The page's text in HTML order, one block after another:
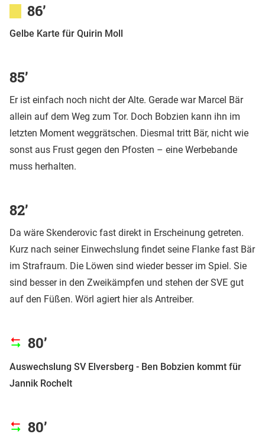
86’
Gelbe Karte für Quirin Moll
85’
Er ist einfach noch nicht der Alte. Gerade war Marcel Bär
allein auf dem Weg zum Tor. Doch Bobzien kann ihn im
letzten Moment weggrätschen. Diesmal tritt Bär, nicht wie
sonst aus Frust gegen den Pfosten – eine Werbebande
muss herhalten.
82’
Da wäre Skenderovic fast direkt in Erscheinung getreten.
Kurz nach seiner Einwechslung findet seine Flanke fast Bär
im Strafraum. Die Löwen sind wieder besser im Spiel. Sie
sind besser in den Zweikämpfen und stehen der SVE gut
auf den Füßen. Wörl agiert hier als Antreiber.
80’
Auswechslung SV Elversberg - Ben Bobzien kommt für
Jannik Rochelt
80’